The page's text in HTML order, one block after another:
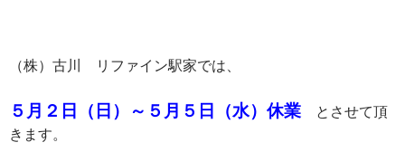
（株）古川 リファイン駅家では、
５月２日（日）～５月５日（水）休業 とさせて頂
きます。